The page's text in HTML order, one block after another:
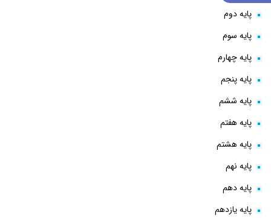
پایه دوم
پایه سوم
پایه چهارم
پایه پنجم
پایه ششم
پایه هفتم
پایه هشتم
پایه نهم
پایه دهم
پایه یازدهم